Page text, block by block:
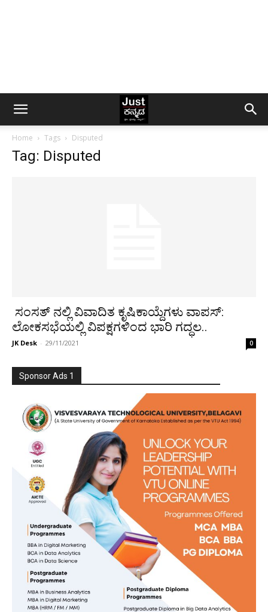
Home Tags Disputed
Tag: Disputed
ಸಂಸತ್ ನಲ್ಲಿ ವಿವಾದಿತ ಕೃಷಿಕಾಯ್ದೆಗಳು ವಾಪಸ್:
ಲೋಕಸಭೆಯಲ್ಲಿ ವಿಪಕ್ಷಗಳಿಂದ ಭಾರಿ ಗದ್ಧಲ..
JK Desk - 29/11/2021 0
Sponsor Ads 1